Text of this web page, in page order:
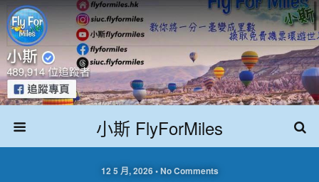
小斯 FlyForMiles
12 5 月, 2026 • No Comments